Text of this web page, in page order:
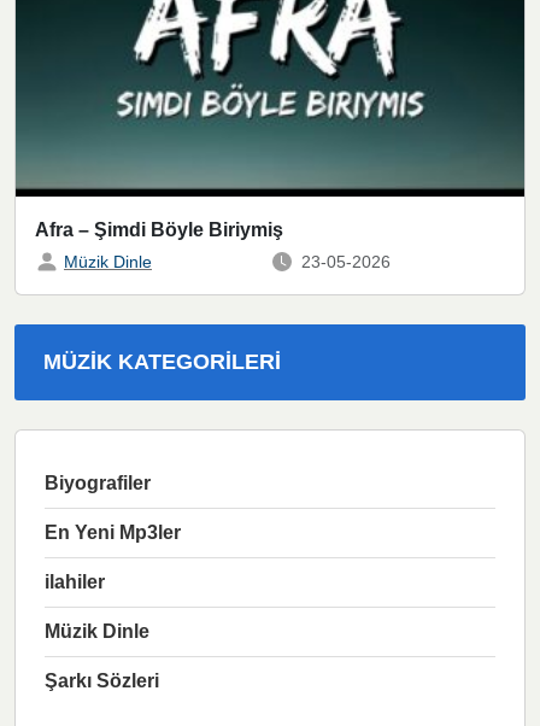
Afra – Şimdi Böyle Biriymiş
Müzik Dinle 23-05-2026
MÜZIK KATEGORILERI
Biyografiler
En Yeni Mp3ler
ilahiler
Müzik Dinle
Şarkı Sözleri